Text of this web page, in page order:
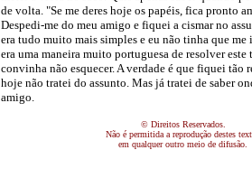
de volta. "Se me deres hoje os papéis, fica pronto
Despedi-me do meu amigo e fiquei a cismar no
era tudo muito mais simples e eu não tinha que me
era uma maneira muito portuguesa de resolver este
convinha não esquecer. A verdade é que fiquei tão
hoje não tratei do assunto. Mas já tratei de saber
amigo.
© Direitos Reservados.
Não é permitida a reprodução destes
em qualquer outro meio de difusão.